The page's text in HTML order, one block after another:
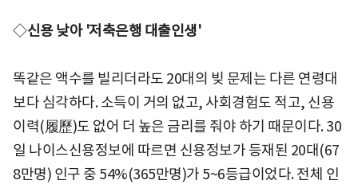
◇신용 낮아 '저축은행 대출인생'
똑같은 액수를 빌리더라도 20대의 빚 문제는 다른 연령대
보다 심각하다. 소득이 거의 없고, 사회경험도 적고, 신용
이력(履歷)도 없어 더 높은 금리를 줘야 하기 때문이다. 30
일 나이스신용정보에 따르면 신용정보가 등재된 20대(67
8만명) 인구 중 54%(365만명)가 5~6등급이었다. 전체 인